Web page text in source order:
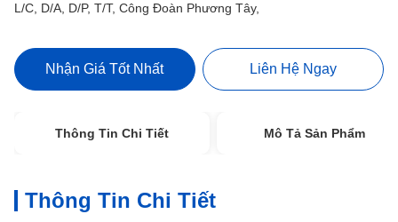
L/C, D/A, D/P, T/T, Công Đoàn Phương Tây,
Nhận Giá Tốt Nhất Liên Hệ Ngay
Thông Tin Chi Tiết Mô Tả Sản Phẩm
Thông Tin Chi Tiết